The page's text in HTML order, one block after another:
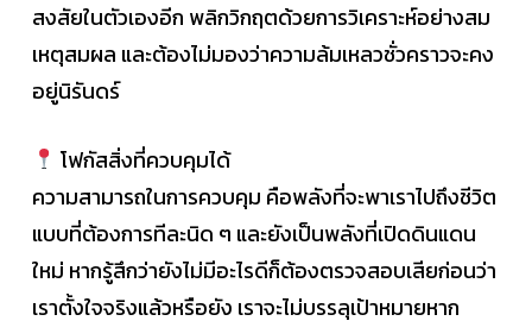
สงสัยในตัวเองอีก พลิกวิกฤตด้วยการวิเคราะห์อย่างสม
เหตุสมผล และต้องไม่มองว่าความล้มเหลวชั่วคราวจะคง
อยู่นิรันดร์
โฟกัสสิ่งที่ควบคุมได้
ความสามารถในการควบคุม คือพลังที่จะพาเราไปถึงชีวิต
แบบที่ต้องการทีละนิด ๆ และยังเป็นพลังที่เปิดดินแดน
ใหม่ หากรู้สึกว่ายังไม่มีอะไรดีก็ต้องตรวจสอบเสียก่อนว่า
เราตั้งใจจริงแล้วหรือยัง เราจะไม่บรรลุเป้าหมายหาก